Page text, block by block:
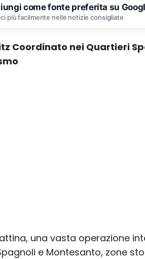
come fonte preferita su
più facilmente nelle notizie consigliate
Coordinato nei Quartieri
una vasta operazione
e Montesanto, zone